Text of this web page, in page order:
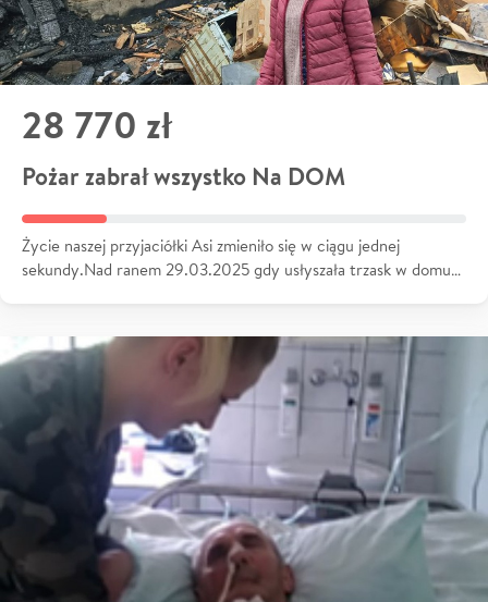
28 770 zł
Pożar zabrał wszystko Na DOM
Życie naszej przyjaciółki Asi zmieniło się w ciągu jednej
sekundy.Nad ranem 29.03.2025 gdy usłyszała trzask w domu…